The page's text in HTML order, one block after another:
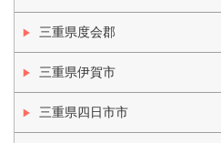
三重県度会郡
三重県伊賀市
三重県四日市市